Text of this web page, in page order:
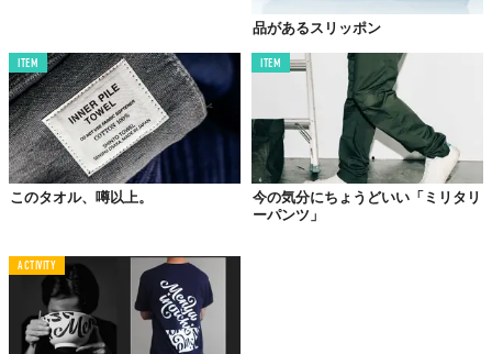
品があるスリッポン
ITEM
このタオル、噂以上。
ITEM
今の気分にちょうどいい「ミリタリ
ーパンツ」
ACTIVITY